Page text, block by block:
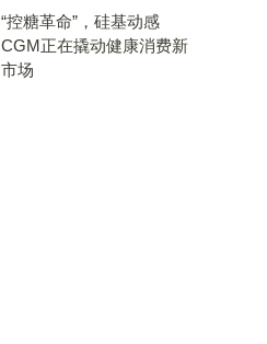
“控糖革命”，硅基动感
CGM正在撬动健康消费新
市场